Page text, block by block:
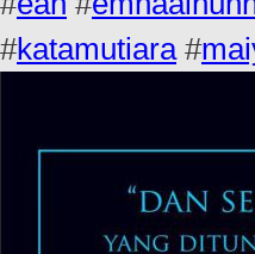
#katamutiara#